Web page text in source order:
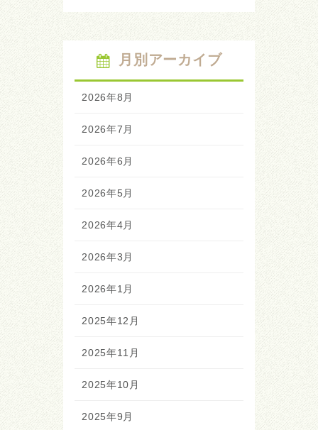
月別アーカイブ
2026年8月
2026年7月
2026年6月
2026年5月
2026年4月
2026年3月
2026年1月
2025年12月
2025年11月
2025年10月
2025年9月